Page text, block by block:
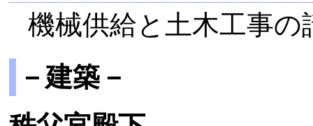
機械供給と土木工事
－建築－